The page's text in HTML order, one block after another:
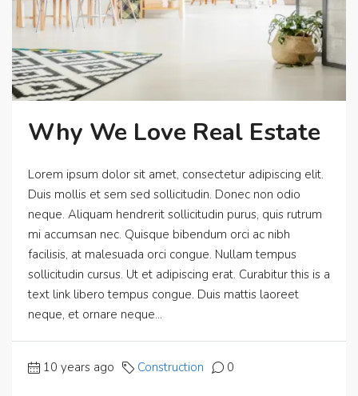
Why We Love Real Estate
Lorem ipsum dolor sit amet, consectetur adipiscing elit.
Duis mollis et sem sed sollicitudin. Donec non odio
neque. Aliquam hendrerit sollicitudin purus, quis rutrum
mi accumsan nec. Quisque bibendum orci ac nibh
facilisis, at malesuada orci congue. Nullam tempus
sollicitudin cursus. Ut et adipiscing erat. Curabitur this is a
text link libero tempus congue. Duis mattis laoreet
neque, et ornare neque...
10 years ago Construction 0